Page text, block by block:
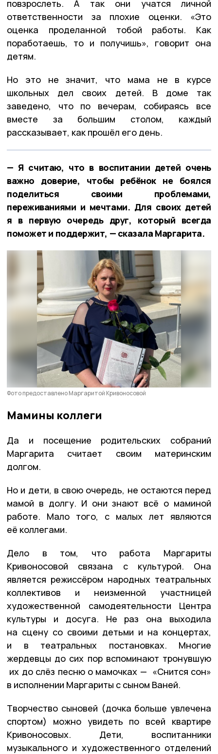
повзрослеть. А так они учатся личной
ответственности за плохие оценки. «Это
оценка проделанной тобой работы. Как
поработаешь, то и получишь», говорит она
детям.
Но это не значит, что мама не в курсе
школьных дел своих детей. В доме так
заведено, что по вечерам, собираясь все
вместе за большим столом, каждый
рассказывает, как прошёл его день.
— Я считаю, что в воспитании детей очень
важно доверие, чтобы ребёнок не боялся
поделиться своими проблемами,
переживаниями и мечтами. Для своих детей
я в первую очередь друг, который всегда
поможет и поддержит, — сказала Маргарита.
Фото предоставлено Маргаритой Кривоносовой
Мамины коллеги
Да и посещение родительских собраний
Маргарита считает своим материнским
долгом.
Но и дети, в свою очередь, не остаются перед
мамой в долгу. И они знают всё о маминой
работе. Мало того, с малых лет являются
её коллегами.
Дело в том, что работа Маргариты
Кривоносовой связана с культурой. Она
является режиссёром народных театральных
коллективов и неизменной участницей
художественной самодеятельности Центра
культуры и досуга. Не раз она выходила
на сцену со своими детьми и на концертах,
и в театральных постановках. Многие
жердевцы до сих пор вспоминают тронувшую
их до слёз песню о мамочках — «Снится сон»
в исполнении Маргариты с сыном Ваней.
Творчество сыновей (дочка больше увлечена
спортом) можно увидеть по всей квартире
Кривоносовых. Дети, воспитанники
музыкального и художественного отделений